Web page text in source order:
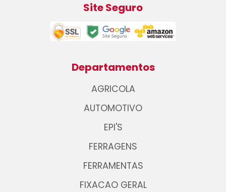
Site Seguro
Departamentos
AGRICOLA
AUTOMOTIVO
EPI'S
FERRAGENS
FERRAMENTAS
FIXACAO GERAL